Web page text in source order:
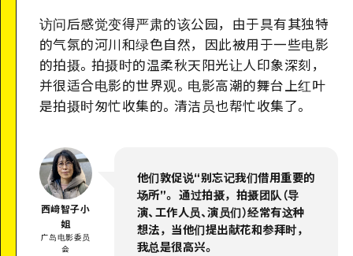
访问后感觉变得严肃的该公园，由于具有其独特
的气氛的河川和绿色自然，因此被用于一些电影
的拍摄。拍摄时的温柔秋天阳光让人印象深刻，
并很适合电影的世界观。电影高潮的舞台上红叶
是拍摄时匆忙收集的。清洁员也帮忙收集了。
西﨑智子小
姐
广岛电影委员
会
他们敦促说“别忘记我们借用重要的
场所”。 通过拍摄，拍摄团队（导
演、工作人员、演员们）经常有这种
想法，当他们提出献花和参拜时，
我总是很高兴。